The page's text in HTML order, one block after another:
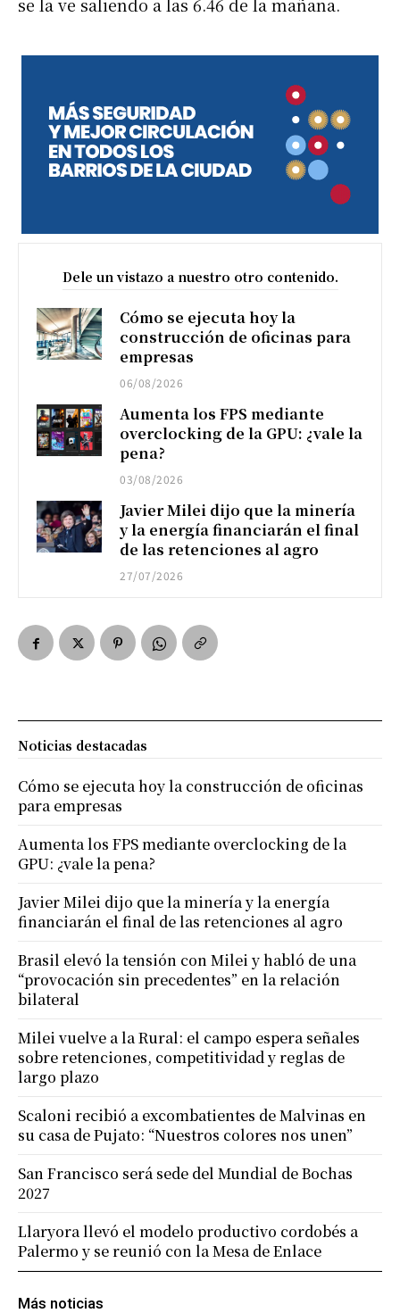
Dele un vistazo a nuestro otro contenido.
Cómo se ejecuta hoy la
construcción de oficinas para
empresas
06/08/2026
Aumenta los FPS mediante
overclocking de la GPU: ¿vale la
pena?
03/08/2026
Javier Milei dijo que la minería
y la energía financiarán el final
de las retenciones al agro
27/07/2026
Más noticias
Noticias destacadas
Cómo se ejecuta hoy la construcción de oficinas
para empresas
Aumenta los FPS mediante overclocking de la
GPU: ¿vale la pena?
Javier Milei dijo que la minería y la energía
financiarán el final de las retenciones al agro
Brasil elevó la tensión con Milei y habló de una
“provocación sin precedentes” en la relación
bilateral
Milei vuelve a la Rural: el campo espera señales
sobre retenciones, competitividad y reglas de
largo plazo
Scaloni recibió a excombatientes de Malvinas en
su casa de Pujato: “Nuestros colores nos unen”
San Francisco será sede del Mundial de Bochas
2027
Llaryora llevó el modelo productivo cordobés a
Palermo y se reunió con la Mesa de Enlace